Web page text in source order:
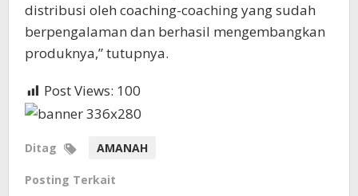
distribusi oleh coaching-coaching yang sudah
berpengalaman dan berhasil mengembangkan
produknya,” tutupnya.
Post Views: 100
Ditag AMANAH
Posting Terkait